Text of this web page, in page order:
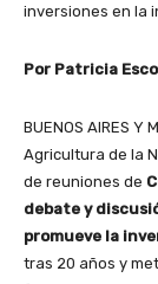
inversiones en la
Por Patricia
BUENOS AIRES
Agricultura de la
de reuniones de
debate y
promueve la
tras 20 años y